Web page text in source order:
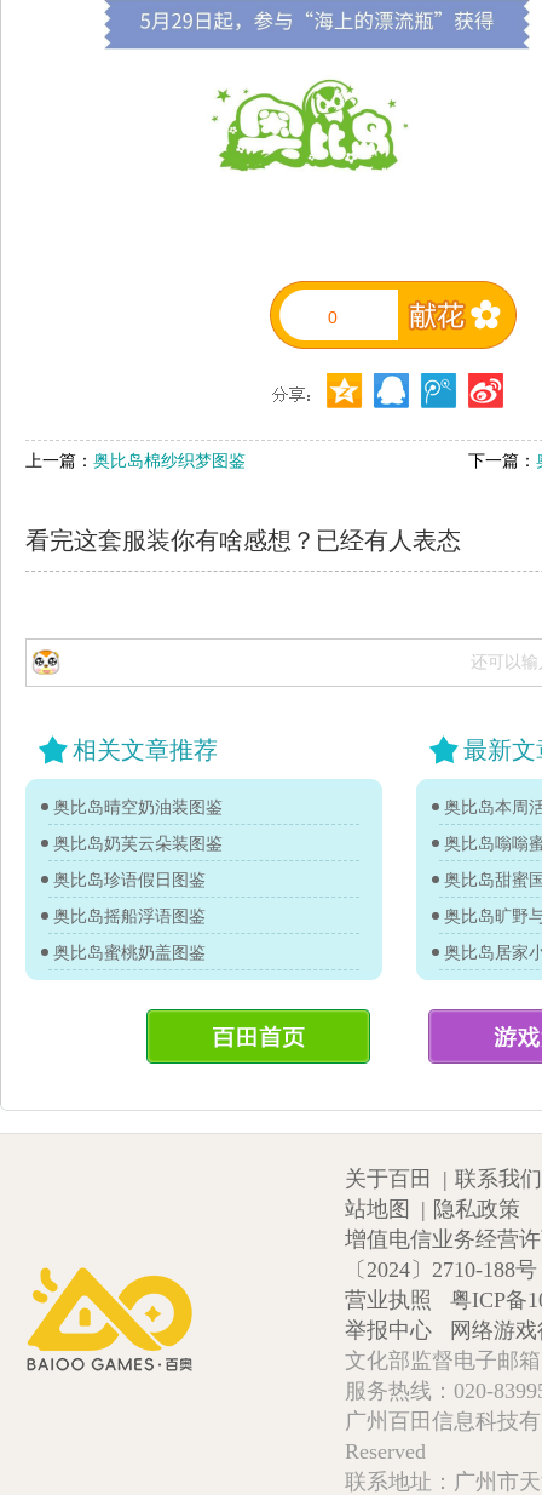
0
上一篇： 奥比岛棉纱织梦图鉴 下一篇：
看完这套服装你有啥感想？已经有人表态
还可以输
相关文章推荐
奥比岛晴空奶油装图鉴
奥比岛奶芙云朵装图鉴
奥比岛珍语假日图鉴
奥比岛摇船浮语图鉴
奥比岛蜜桃奶盖图鉴
最新文
奥比岛本周
奥比岛嗡嗡
奥比岛甜蜜
奥比岛旷野
奥比岛居家
关于百田 | 联系我们
站地图
| 隐私政策
增值电信业务经营
〔2024〕2710-188号
营业执照
粤ICP备
举报中心
网络游
文化部监督电子邮
服务热线：020-
广州百田信息科技
Reserved
联系地址：广州市